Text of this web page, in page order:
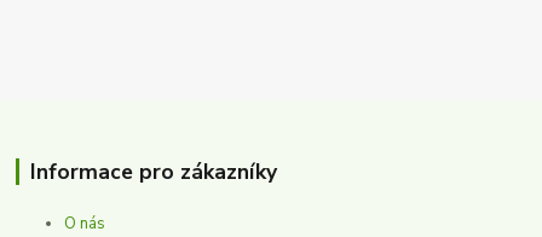
Informace pro zákazníky
O nás